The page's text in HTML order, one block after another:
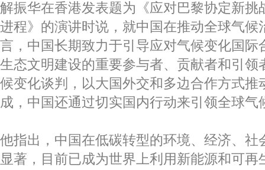
解振华在香港发表题为《应对巴黎协定新挑
进程》的演讲时说，就中国在推动全球气候
言，中国长期致力于引导应对气候变化国际
生态文明建设的重要参与者、贡献者和引领
候变化谈判，以大国外交和多边合作方式推
成，中国还通过切实国内行动来引领全球气
他指出，中国在低碳转型的环境、经济、社
显著，目前已成为世界上利用新能源和可再